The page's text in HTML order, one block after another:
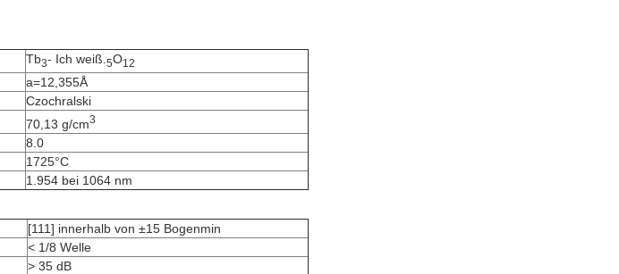
Tb3- Ich weiß. 5O12
a=12,355Å
Czochralski
70,13 g/cm3
8.0
1725°C
1.954 bei 1064 nm
[111] innerhalb von ±15 Bogenmin
< 1/8 Welle
> 35 dB